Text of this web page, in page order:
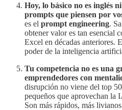
Hoy, lo básico no es inglés
prompts que piensen por
es el prompt engineering.
obtener valor es tan esencial
Excel en décadas anteriores.
poder de la inteligencia
Tu competencia no es una
emprendedores con
disrupción no viene del top
pequeños que aprovechan la
Son más rápidos, más